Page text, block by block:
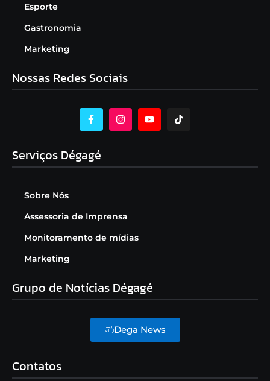
Esporte
Gastronomia
Marketing
Nossas Redes Sociais
Serviços Dégagé
Sobre Nós
Assessoria de Imprensa
Monitoramento de mídias
Marketing
Grupo de Notícias Dégagé
Dega News
Contatos